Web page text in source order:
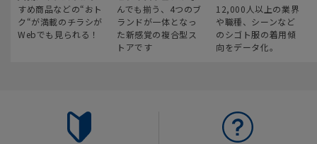
すめ商品などの“おト
ク“が満載のチラシが
Webでも見られる！
んでも揃う、4つのブ
ランドが一体となっ
た新感覚の複合型ス
トアです
12,000人以上の業界
や職種、シーンなど
のシゴト服の着用傾
向をデータ化。